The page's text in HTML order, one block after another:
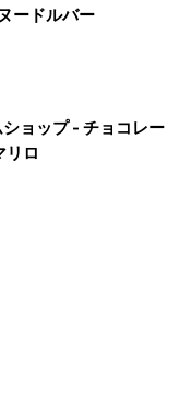
ードルバー
ョップ - チョコレー
リロ